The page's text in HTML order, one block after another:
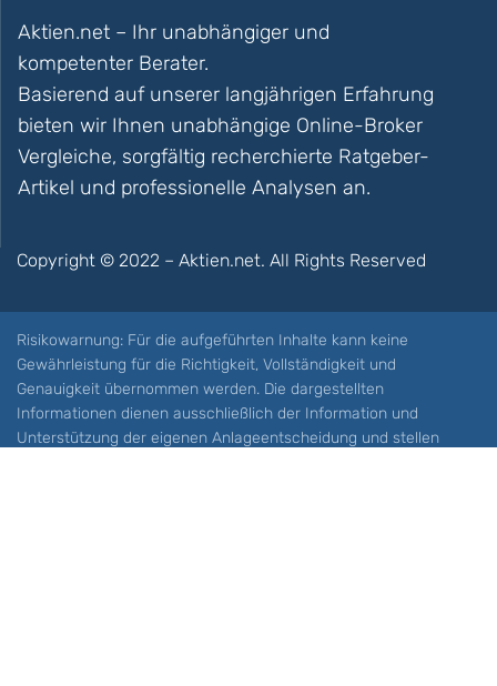
Aktien.net – Ihr unabhängiger und
kompetenter Berater.
Basierend auf unserer langjährigen Erfahrung
bieten wir Ihnen unabhängige Online-Broker
Vergleiche, sorgfältig recherchierte Ratgeber-
Artikel und professionelle Analysen an.
Copyright © 2022 – Aktien.net. All Rights Reserved
Risikowarnung: Für die aufgeführten Inhalte kann keine
Gewährleistung für die Richtigkeit, Vollständigkeit und
Genauigkeit übernommen werden. Die dargestellten
Informationen dienen ausschließlich der Information und
Unterstützung der eigenen Anlageentscheidung und stellen